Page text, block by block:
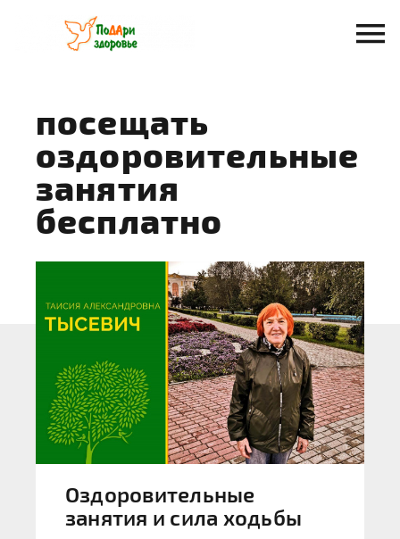
содержанию
посещать
оздоровительные
занятия
бесплатно
Оздоровительные
занятия и сила ходьбы